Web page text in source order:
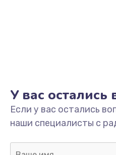
У вас остались
Если у вас остались
наши специалисты с